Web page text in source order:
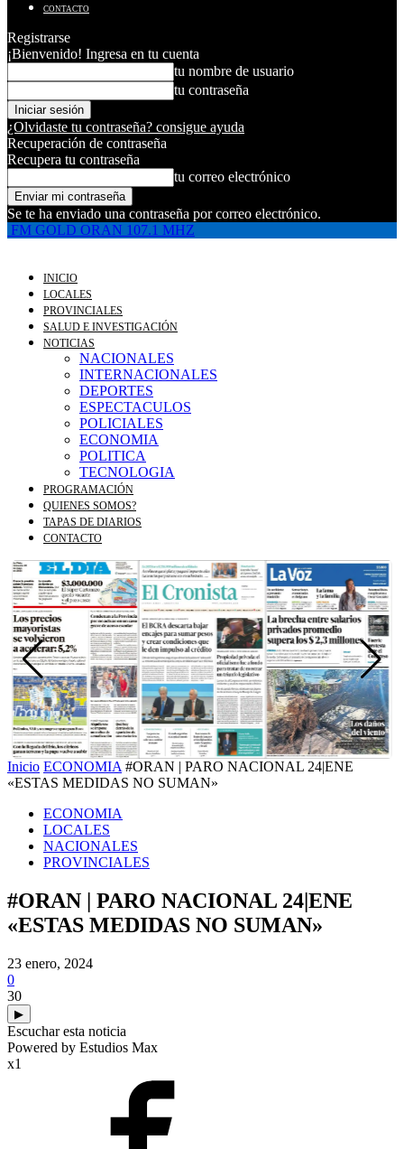
CONTACTO
Registrarse
¡Bienvenido! Ingresa en tu cuenta
tu nombre de usuario
tu contraseña
¿Olvidaste tu contraseña? consigue ayuda
Recuperación de contraseña
Recupera tu contraseña
tu correo electrónico
Se te ha enviado una contraseña por correo electrónico.
FM GOLD ORAN 107.1 MHZ
INICIO
LOCALES
PROVINCIALES
SALUD E INVESTIGACIÓN
NOTICIAS
NACIONALES
INTERNACIONALES
DEPORTES
ESPECTACULOS
POLICIALES
ECONOMIA
POLITICA
TECNOLOGIA
PROGRAMACIÓN
QUIENES SOMOS?
TAPAS DE DIARIOS
CONTACTO
Inicio ECONOMIA #ORAN | PARO NACIONAL 24|ENE
«ESTAS MEDIDAS NO SUMAN»
ECONOMIA
LOCALES
NACIONALES
PROVINCIALES
#ORAN | PARO NACIONAL 24|ENE
«ESTAS MEDIDAS NO SUMAN»
23 enero, 2024
0
30
▶
Escuchar esta noticia
Powered by Estudios Max
x1